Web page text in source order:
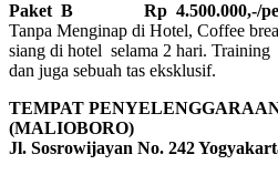
Paket B
Rp 4.500.000,-/
Tanpa Menginap di Hotel, Coffee
siang di hotel selama 2 hari.
dan juga sebuah tas eksklusif.
TEMPAT
(MALIOBORO)
Jl. Sosrowijayan No. 242